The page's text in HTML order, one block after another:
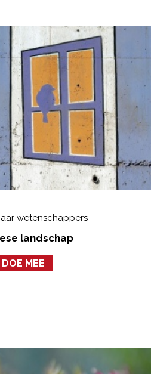
wetenschappers
landschap
DOE MEE